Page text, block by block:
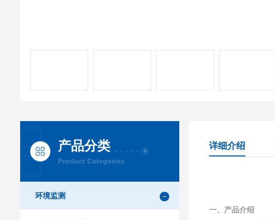
产品分类
Product Categories
环境监测
详细介绍
一、 产品介绍